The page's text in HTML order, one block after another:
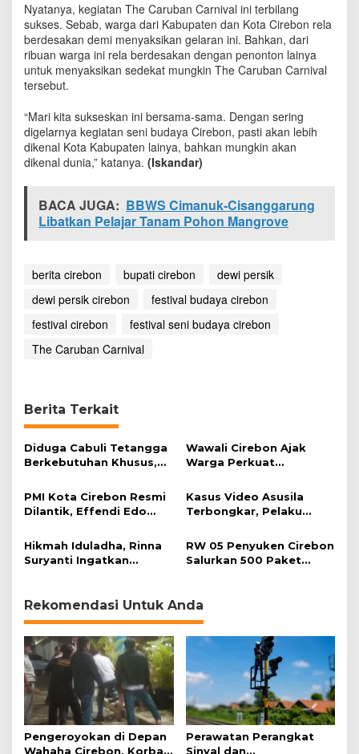
a
r
n
i
v
Nyatanya, kegiatan The Caruban Carnival ini terbilang
sukses. Sebab, warga dari Kabupaten dan Kota Cirebon rela
berdesakan demi menyaksikan gelaran ini. Bahkan, dari
ribuan warga ini rela berdesakan dengan penonton lainya
untuk menyaksikan sedekat mungkin The Caruban Carnival
tersebut.
“Mari kita sukseskan ini bersama-sama. Dengan sering
digelarnya kegiatan seni budaya Cirebon, pasti akan lebih
dikenal Kota Kabupaten lainya, bahkan mungkin akan
dikenal dunia,” katanya. (Iskandar)
BACA JUGA: BBWS Cimanuk-Cisanggarung
Libatkan Pelajar Tanam Pohon Mangrove
berita cirebon bupati cirebon
dewi persik
dewi persik cirebon
festival budaya cirebon
festival cirebon
festival seni budaya cirebon
The Caruban Carnival
Berita Terkait
Diduga Cabuli Tetangga
Berkebutuhan Khusus,
Wawali Cirebon Ajak
Warga Perkuat
Momentum Harjad ke-
599
PMI Kota Cirebon Resmi
Dilantik, Effendi Edo
Bencana
Kasus Video Asusila
Terbongkar, Pelaku
Korban Baru
Hikmah Iduladha, Rinna
Suryanti Ingatkan
RW 05 Penyuken Cirebon
Salurkan 500 Paket
Rekomendasi Untuk Anda
Pengeroyokan di Depan
Wahaha Cirebon, Korban
Perawatan Perangkat
Sinyal dan